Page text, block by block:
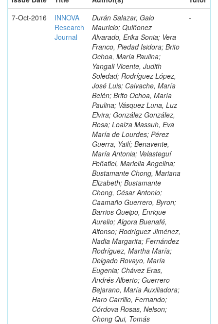
7-Oct-2016
INNOVA
Research
Journal
Durán Salazar, Galo
Mauricio; Quiñonez
Alvarado, Erika Sonia; Vera
Franco, Piedad Isidora; Brito
Ochoa, María Paulina;
Yangali Vicente, Judith
Soledad; Rodríguez López,
José Luis; Calvache, María
Belén; Brito Ochoa, María
Paulina; Vásquez Luna, Luz
Elvira; González González,
Rosa; Loaiza Massuh, Eva
María de Lourdes; Pérez
Guerra, Yailí; Benavente,
María Antonia; Velasteguí
Peñafiel, Mariella Angelina;
Bustamante Chong, Mariana
Elizabeth; Bustamante
Chong, César Antonio;
Caamaño Guerrero, Byron;
Barrios Queipo, Enrique
Aurelio; Algora Buenafé,
Alfonso; Rodríguez Jiménez,
Nadia Margarita; Fernández
Rodríguez, Martha María;
Delgado Rovayo, María
Eugenia; Chávez Eras,
Andrés Alberto; Guerrero
Bejarano, María Auxiliadora;
Haro Carrillo, Fernando;
Córdova Rosas, Nelson;
Chong Qui, Tomás
-